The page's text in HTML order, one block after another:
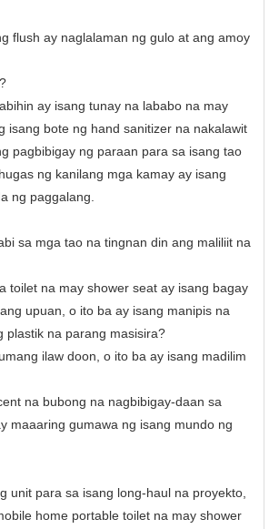
flush ay naglalaman ng gulo at ang amoy
ay isang tunay na lababo na may
isang bote ng hand sanitizer na nakalawit
pagbibigay ng paraan para sa isang tao
ng kanilang mga kamay ay isang
ng paggalang.
sa mga tao na tingnan din ang maliliit na
toilet na may shower seat ay isang bagay
upuan, o ito ba ay isang manipis na
plastik na parang masisira?
ilaw doon, o ito ba ay isang madilim
na bubong na nagbibigay-daan sa
maaaring gumawa ng isang mundo ng
unit para sa isang long-haul na proyekto,
home portable toilet na may shower